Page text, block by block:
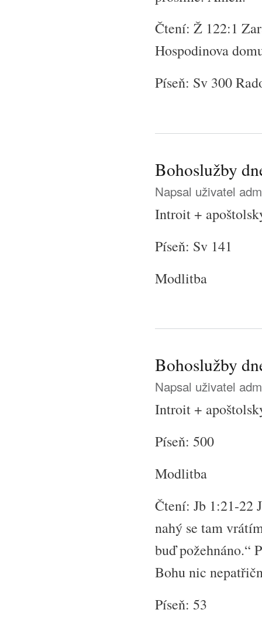
Čtení: Ž 122:1
Hospodinova
Píseň: Sv 300
Bohoslužby
Napsal uživatel
Introit +
Píseň: Sv 141
Modlitba
Bohoslužby
Napsal uživatel
Introit +
Píseň: 500
Modlitba
Čtení: Jb 1:21-22
nahý se tam
buď požehnáno.“
Bohu nic
Píseň: 53